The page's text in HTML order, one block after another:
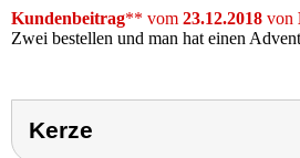
Kundenbeitrag** vom 23.12.2018 von
Zwei bestellen und man hat einen
Kerze